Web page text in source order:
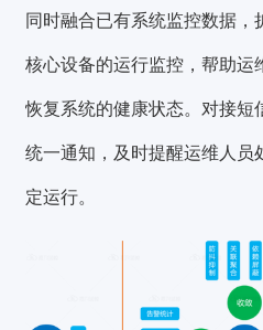
同时融合已有系统监控数据，
核心设备的运行监控，帮助运
恢复系统的健康状态。对接短
统一通知，及时提醒运维人员
定运行。